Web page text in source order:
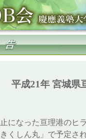
平成21年 宮城県
になった亘理港のヒ
くしん丸」で予定さ